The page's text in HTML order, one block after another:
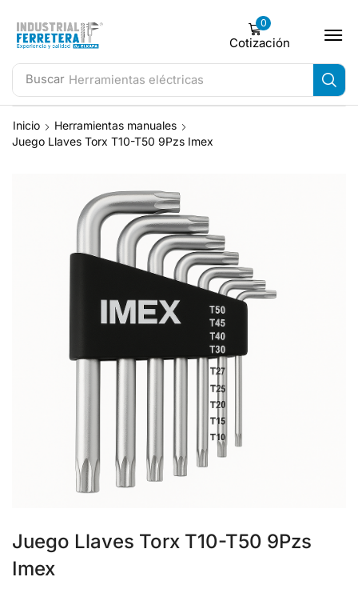
Buscar Herramientas eléctricas
0
Cotización
Inicio
Herramientas manuales
Juego Llaves Torx T10-T50 9Pzs Imex
Juego Llaves Torx T10-T50 9Pzs
Imex